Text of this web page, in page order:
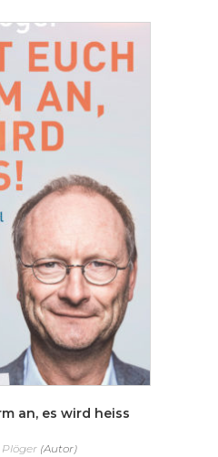
an, es wird heiss
Plöger (Autor)